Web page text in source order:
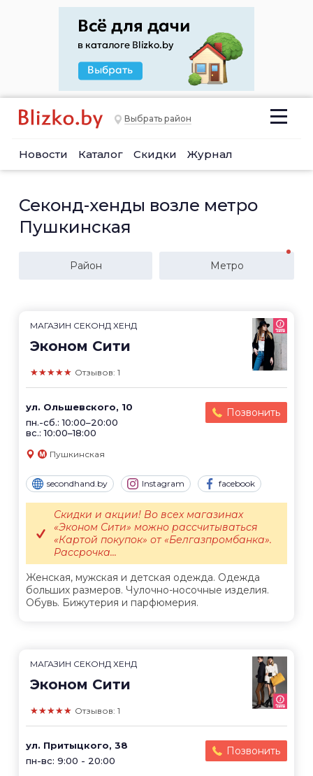
Выбрать район
Новости Каталог Скидки Журнал
Секонд-хенды возле метро
Пушкинская
Район Метро
МАГАЗИН СЕКОНД ХЕНД
Эконом Сити
★★★★★ Отзывов: 1
ул. Ольшевского, 10
пн.-сб.: 10:00–20:00
вс.: 10:00–18:00
Позвонить
Пушкинская
secondhand.by Instagram facebook
Женская, мужская и детская одежда. Одежда
больших размеров. Чулочно-носочные изделия.
Обувь. Бижутерия и парфюмерия.
Скидки и акции! Во всех магазинах
«Эконом Сити» можно рассчитываться
«Картой покупок» от «Белгазпромбанка».
Рассрочка...
МАГАЗИН СЕКОНД ХЕНД
Эконом Сити
★★★★★ Отзывов: 1
ул. Притыцкого, 38
пн-вс: 9:00 - 20:00
Позвонить